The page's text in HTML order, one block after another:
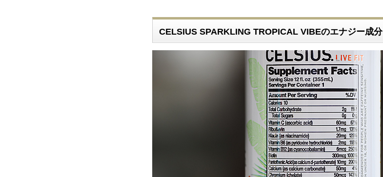
CELSIUS SPARKLING TROPICAL VIBEのエナジー成分